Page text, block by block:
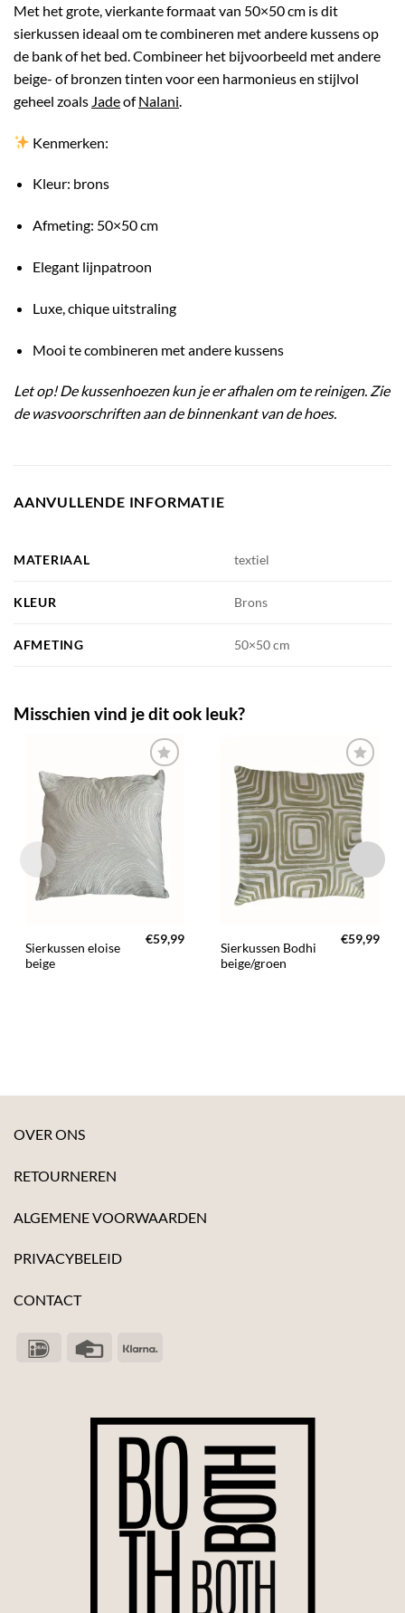
Met het grote, vierkante formaat van 50×50 cm is dit
sierkussen ideaal om te combineren met andere kussens op
de bank of het bed. Combineer het bijvoorbeeld met andere
beige- of bronzen tinten voor een harmonieus en stijlvol
geheel zoals JadeofNalani
Kenmerken:
Kleur: brons
Afmeting: 50×50 cm
Elegant lijnpatroon
Luxe, chique uitstraling
Mooi te combineren met andere kussens
Let op! De kussenhoezen kun je er afhalen om te reinigen. Zie
de wasvoorschriften aan de binnenkant van de hoes.
AANVULLENDE INFORMATIE
MATERIAAL textiel
KLEUR Brons
AFMETING 50×50 cm
Misschien vind je dit ook leuk?
TOEVOEGEN
AAN JOUW
FAVORIETEN
Sierkussen eloise
beige
€59,99
TOEVOEGEN
AAN JOUW
FAVORIETEN
Sierkussen Bodhi
beige/groen
€59,99
OVER ONS
RETOURNEREN
ALGEMENE VOORWAARDEN
PRIVACYBELEID
CONTACT